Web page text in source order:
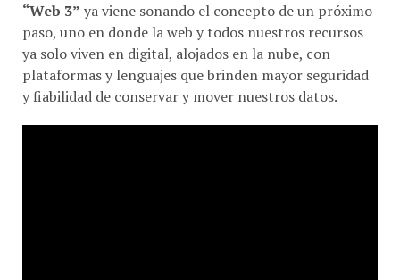
“Web 3” ya viene sonando el concepto de un próximo
paso, uno en donde la web y todos nuestros recursos
ya solo viven en digital, alojados en la nube, con
plataformas y lenguajes que brinden mayor seguridad
y fiabilidad de conservar y mover nuestros datos.